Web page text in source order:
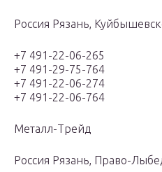
Россия Рязань,
+7 491-22-06-265
+7 491-29-75-764
+7 491-22-06-274
+7 491-22-06-764
Металл-Трейд
Россия Рязань, Право-